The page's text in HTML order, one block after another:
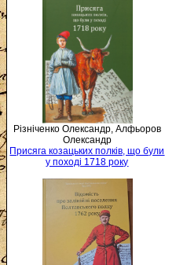
Різніченко Олександр, Алфьоров
Олександр
Присяга козацьких полків, що були
у поході 1718 року